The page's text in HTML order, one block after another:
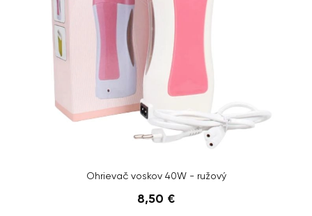
Ohrievač voskov 40W - ružový
8,50 €